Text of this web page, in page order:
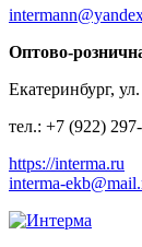
Оптово-
Екатеринбург,
тел.: +7 (922)
https://interma.ru
interma-